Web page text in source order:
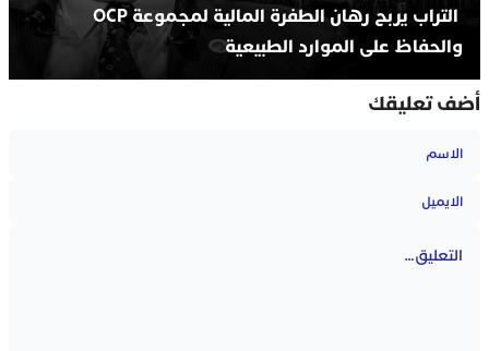
التراب يربح رهان الطفرة المالية لمجموعة OCP
والحفاظ على الموارد الطبيعية
أضف تعليقك